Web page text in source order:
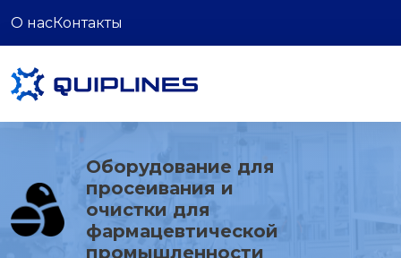
О насКонтакты
Оборудование для
просеивания и
очистки для
фармацевтической
промышленности